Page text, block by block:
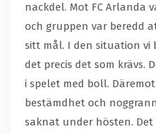
nackdel. Mot FC Arlanda
och gruppen var beredd
sitt mål. I den situation vi
det precis det som krävs.
i spelet med boll.
bestämdhet och
saknat under hösten. Det